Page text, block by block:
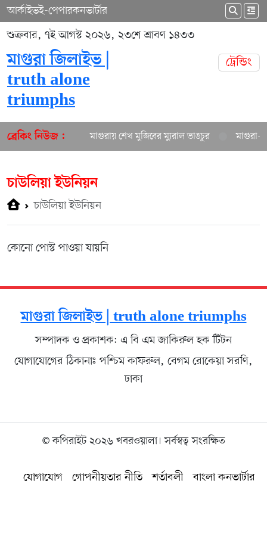
আর্কাইভই-পেপারকনভার্টার
শুক্রবার, ৭ই আগস্ট ২০২৬, ২৩শে শ্রাবণ ১৪৩৩
মাগুরা জিলাইভ |
truth alone
triumphs
ট্রেন্ডিং
ব্রেকিং নিউজ : মাগুরায় শেখ মুজিবের ম্যুরাল ভাঙচুর মাগুরা-
চাউলিয়া ইউনিয়ন
চাউলিয়া ইউনিয়ন
কোনো পোস্ট পাওয়া যায়নি
মাগুরা জিলাইভ | truth alone triumphs
সম্পাদক ও প্রকাশক: এ বি এম জাকিরুল হক টিটন
যোগাযোগের ঠিকানাঃ পশ্চিম কাফরুল, বেগম রোকেয়া সরণি,
ঢাকা
© কপিরাইট ২০২৬ খবরওয়ালা। সর্বস্বত্ব সংরক্ষিত
যোগাযোগ গোপনীয়তার নীতি শর্তাবলী বাংলা কনভার্টার